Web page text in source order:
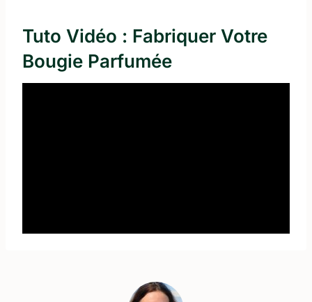
Tuto Vidéo : Fabriquer Votre
Bougie Parfumée